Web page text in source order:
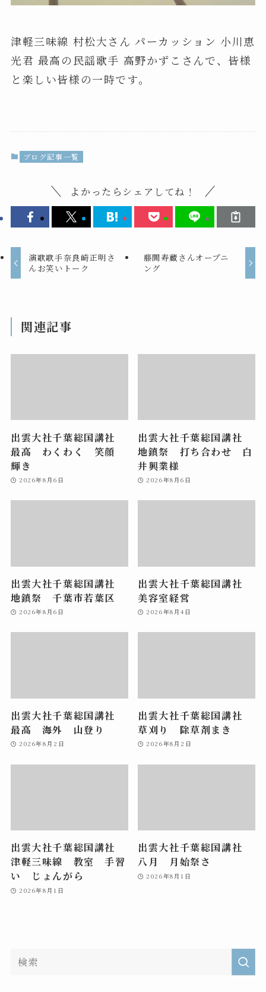
津軽三味線 村松大さん パーカッション 小川恵
光君 最高の民謡歌手 高野かずこさんで、皆様
と楽しい皆様の一時です。
ブログ記事一覧
よかったらシェアしてね！
演歌歌手奈良崎正明さ
んお笑いトーク
藤間寿蔵さんオープニ
ング
関連記事
出雲大社千葉総国講社
最高 わくわく 笑顔
輝き
2026年8月6日
出雲大社千葉総国講社
地鎮祭 打ち合わせ 白
井興業様
2026年8月6日
出雲大社千葉総国講社
地鎮祭 千葉市若葉区
2026年8月6日
出雲大社千葉総国講社
美容室経営
2026年8月4日
出雲大社千葉総国講社
最高 海外 山登り
2026年8月2日
出雲大社千葉総国講社
草刈り 除草剤まき
2026年8月2日
出雲大社千葉総国講社
津軽三味線 教室 手習
い じょんがら
2026年8月1日
出雲大社千葉総国講社
八月 月始祭さ
2026年8月1日